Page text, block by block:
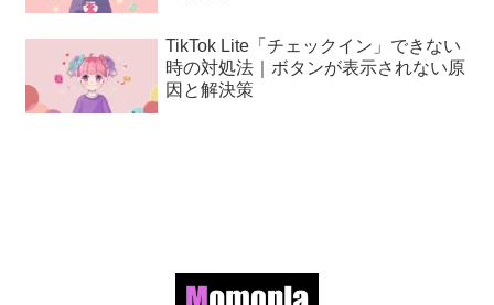
TikTok Lite「チェックイン」できない
時の対処法｜ボタンが表示されない原
因と解決策